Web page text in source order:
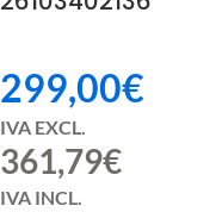
299,00€
IVA EXCL.
361,79€
IVA INCL.